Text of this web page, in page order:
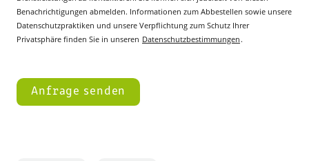
Benachrichtigungen abmelden. Informationen zum Abbestellen sowie unsere
Datenschutzpraktiken und unsere Verpflichtung zum Schutz Ihrer
Privatsphäre finden Sie in unseren Datenschutzbestimmungen .